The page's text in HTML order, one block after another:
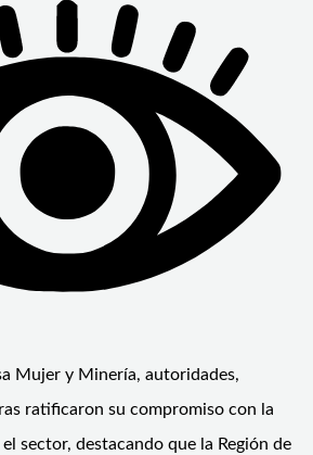
Mujer y Minería, autoridades,
ratificaron su compromiso con la
sector, destacando que la Región de